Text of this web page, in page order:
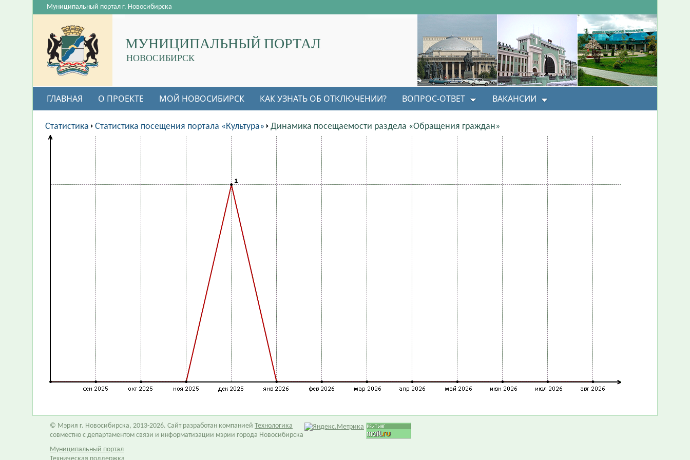
МУНИЦИПАЛЬНЫЙ ПОРТАЛ
НОВОСИБИРСК
Муниципальный портал г. Новосибирска
ГЛАВНАЯ О ПРОЕКТЕ МОЙ НОВОСИБИРСК КАК УЗНАТЬ ОБ ОТКЛЮЧЕНИИ? ВОПРОС-ОТВЕТ ВАКАНСИИ
Статистика Статистика посещения портала «Культура» Динамика посещаемости раздела «Обращения граждан»
© Мэрия г. Новосибирска, 2013-2026. Сайт разработан компанией Технологика
совместно с департаментом связи и информатизации мэрии города Новосибирска
Муниципальный портал